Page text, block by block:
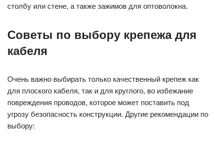
столбу или стене, а также зажимов для оптоволокна.
Советы по выбору крепежа для
кабеля
Очень важно выбирать только качественный крепеж как
для плоского кабеля, так и для круглого, во избежание
повреждения проводов, которое может поставить под
угрозу безопасность конструкции. Другие рекомендации по
выбору: